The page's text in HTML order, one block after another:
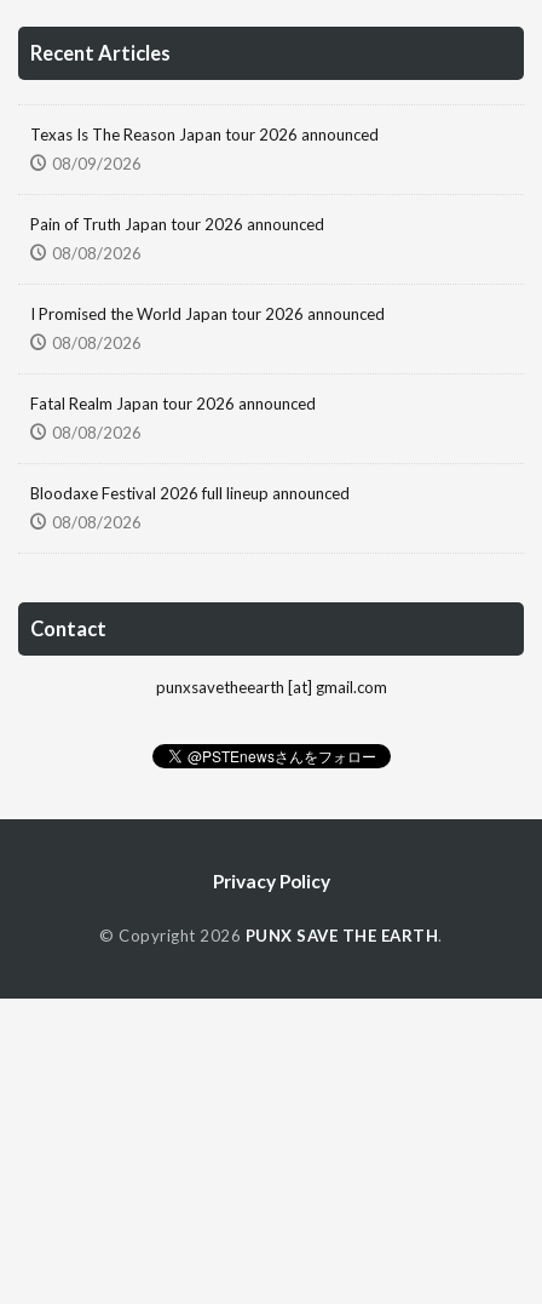
Recent Articles
Texas Is The Reason Japan tour 2026 announced
08/09/2026
Pain of Truth Japan tour 2026 announced
08/08/2026
I Promised the World Japan tour 2026 announced
08/08/2026
Fatal Realm Japan tour 2026 announced
08/08/2026
Bloodaxe Festival 2026 full lineup announced
08/08/2026
Contact
punxsavetheearth [at] gmail.com
Privacy Policy
© Copyright 2026 PUNX SAVE THE EARTH.